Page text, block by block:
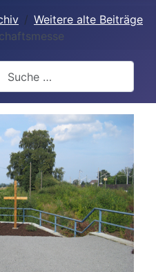
Weitere alte Beiträge